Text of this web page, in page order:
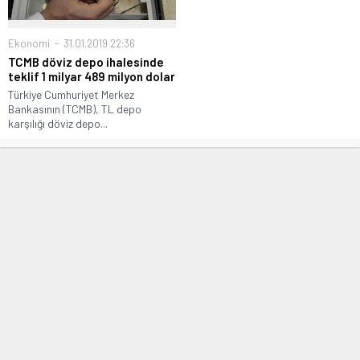
Ekonomi 31.01.2019 22:36
TCMB döviz depo ihalesinde
teklif 1 milyar 489 milyon dolar
Türkiye Cumhuriyet Merkez
Bankasının (TCMB), TL depo
karşılığı döviz depo...